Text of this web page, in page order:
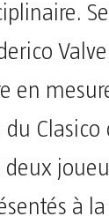
en
Clasico
deux
à